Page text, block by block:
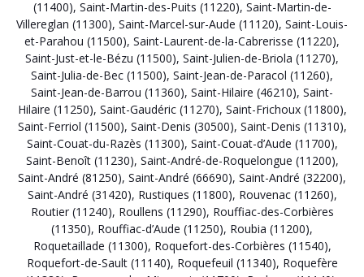
(11400), Saint-Martin-des-Puits (11220), Saint-Martin-de-
Villereglan (11300), Saint-Marcel-sur-Aude (11120), Saint-Louis-
et-Parahou (11500), Saint-Laurent-de-la-Cabrerisse (11220),
Saint-Just-et-le-Bézu (11500), Saint-Julien-de-Briola (11270),
Saint-Julia-de-Bec (11500), Saint-Jean-de-Paracol (11260),
Saint-Jean-de-Barrou (11360), Saint-Hilaire (46210), Saint-
Hilaire (11250), Saint-Gaudéric (11270), Saint-Frichoux (11800),
Saint-Ferriol (11500), Saint-Denis (30500), Saint-Denis (11310),
Saint-Couat-du-Razès (11300), Saint-Couat-d’Aude (11700),
Saint-Benoît (11230), Saint-André-de-Roquelongue (11200),
Saint-André (81250), Saint-André (66690), Saint-André (32200),
Saint-André (31420), Rustiques (11800), Rouvenac (11260),
Routier (11240), Roullens (11290), Rouffiac-des-Corbières
(11350), Rouffiac-d’Aude (11250), Roubia (11200),
Roquetaillade (11300), Roquefort-des-Corbières (11540),
Roquefort-de-Sault (11140), Roquefeuil (11340), Roquefère